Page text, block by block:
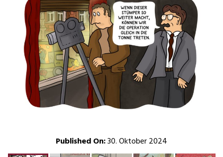
Published On:30. Oktober 2024